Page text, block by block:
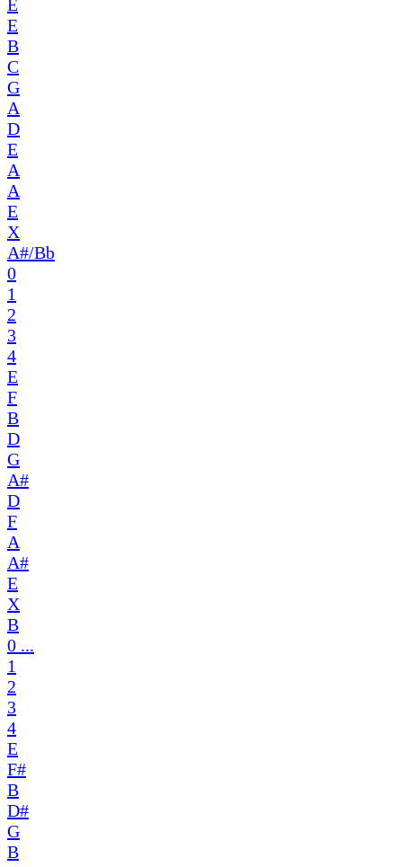
E
E
B
C
G
A
D
E
A
A
E
X
A#/Bb
0
1
2
3
4
E
F
B
D
G
A#
D
F
A
A#
E
X
B
0 ...
1
2
3
4
E
F#
B
D#
G
B